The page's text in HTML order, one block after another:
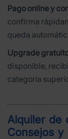
Pago online y
confirma
queda
Upgrade
disponible,
categoría
Alquiler de
Consejos y